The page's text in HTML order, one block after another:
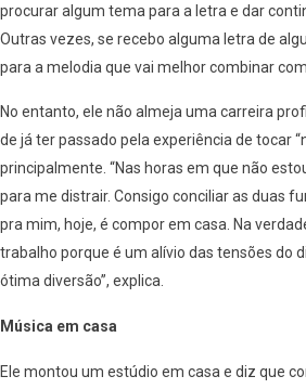
procurar algum tema para a letra e dar
Outras vezes, se recebo alguma letra de
para a melodia que vai melhor combinar
No entanto, ele não almeja uma carreira
de já ter passado pela experiência de tocar
principalmente. “Nas horas em que não
para me distrair. Consigo conciliar as duas
pra mim, hoje, é compor em casa. Na
trabalho porque é um alívio das tensões do
ótima diversão”, explica.
Música em casa
Ele montou um estúdio em casa e diz que